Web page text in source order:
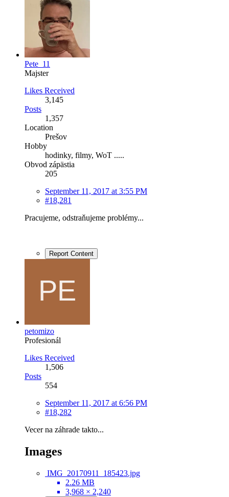
Pete_11
Majster
Likes Received
3,145
Posts
1,357
Location
Prešov
Hobby
hodinky, filmy, WoT .....
Obvod zápästia
205
September 11, 2017 at 3:55 PM
#18,281
Pracujeme, odstraňujeme problémy...
Report Content
petomizo
Profesionál
Likes Received
1,506
Posts
554
September 11, 2017 at 6:56 PM
#18,282
Vecer na záhrade takto...
Images
IMG_20170911_185423.jpg
2.26 MB
3,968 × 2,240